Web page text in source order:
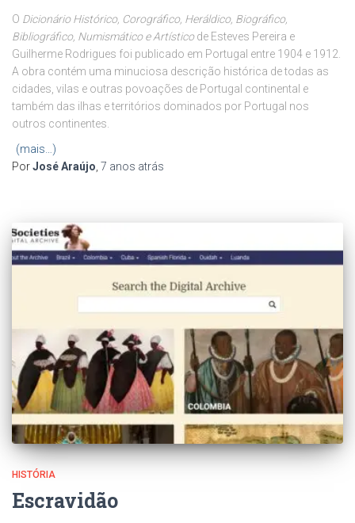
O Dicionário Histórico, Corográfico, Heráldico, Biográfico,
Bibliográfico, Numismático e Artísticode Esteves Pereira e
Guilherme Rodrigues foi publicado em Portugal entre 1904 e 1912.
A obra contém uma minuciosa descrição histórica de todas as
cidades, vilas e outras povoações de Portugal continental e
também das ilhas e territórios dominados por Portugal nos
outros continentes.
(mais…)
PorJosé Araújo, 7 anos atrás
HISTÓRIA
Escravidão